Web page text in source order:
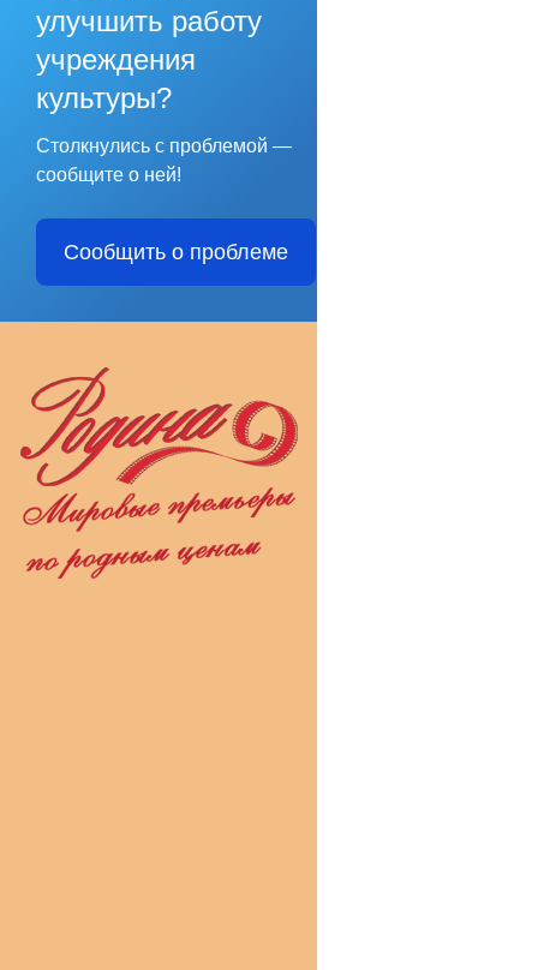
улучшить работу
учреждения
культуры?
Столкнулись с проблемой —
сообщите о ней!
Сообщить о проблеме